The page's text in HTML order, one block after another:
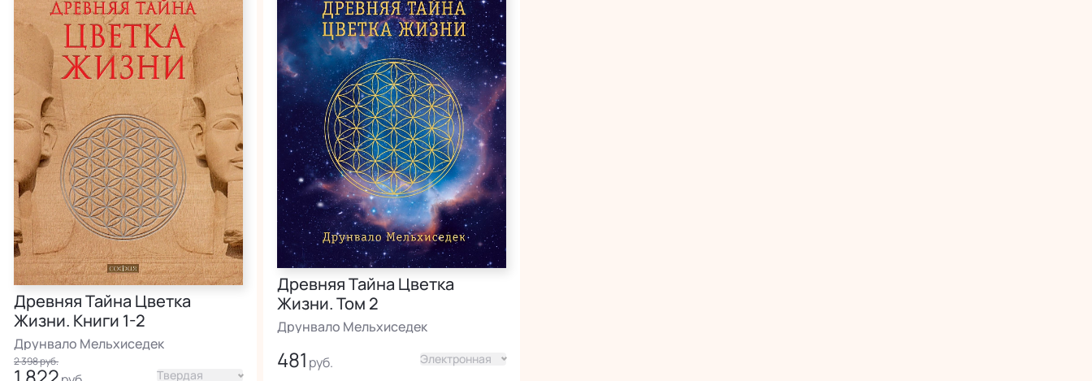
Древняя Тайна Цветка
Жизни. Книги 1-2
Друнвало Мельхиседек
2 398 руб.
Твердая
Древняя Тайна Цветка
Жизни. Том 2
Друнвало Мельхиседек
481 Электронная